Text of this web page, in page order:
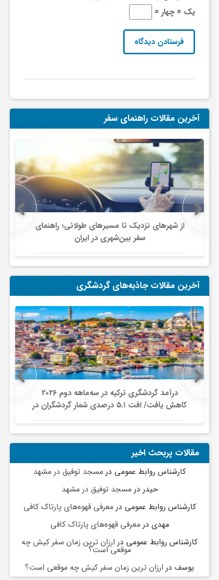
یک × چهار =
آخرین مقالات راهنمای سفر
از شهرهای نزدیک تا مسیرهای طولانی؛ راهنمای
سفر بین‌شهری در ایران
آخرین مقالات جاذبه‌های گردشگری
درآمد گردشگری ترکیه در سه‌ماهه دوم ۲۰۲۶
کاهش یافت/ افت ۵.۱ درصدی شمار گردشگران در
برابر افزایش هزینه‌کرد
مقالات پربحث اخیر
کارشناس روابط عمومی در مسجد توفیق در مشهد
حیدر درمسجد توفیق در مشهد
کارشناس روابط عمومی درمعرفی قهوه‌های پارتاک کافی
مهدی درمعرفی قهوه‌های پارتاک کافی
کارشناس روابط عمومی در ارزان ترین زمان سفر کیش چه
موقعی است؟
یوسف در ارزان ترین زمان سفر کیش چه موقعی است؟